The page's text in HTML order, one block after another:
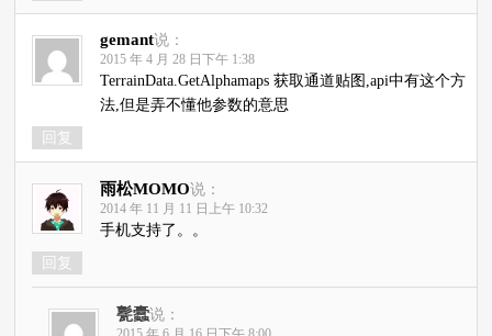
gemant说：
2015 年 4 月 28 日下午 1:38
TerrainData.GetAlphamaps 获取通道贴图,api中有这个方
法,但是弄不懂他参数的意思
回复
雨松MOMO说：
2014 年 11 月 11 日上午 10:32
手机支持了。。
回复
甏蠹说：